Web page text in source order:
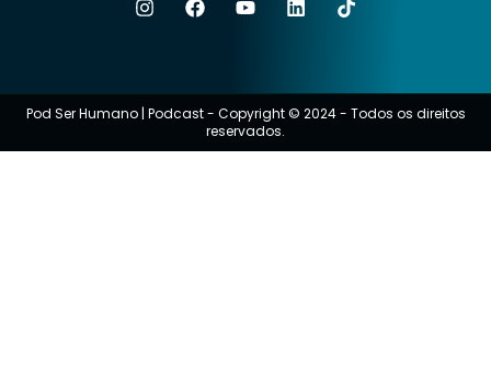
Pod Ser Humano | Podcast - Copyright © 2024 - Todos os direitos
reservados.